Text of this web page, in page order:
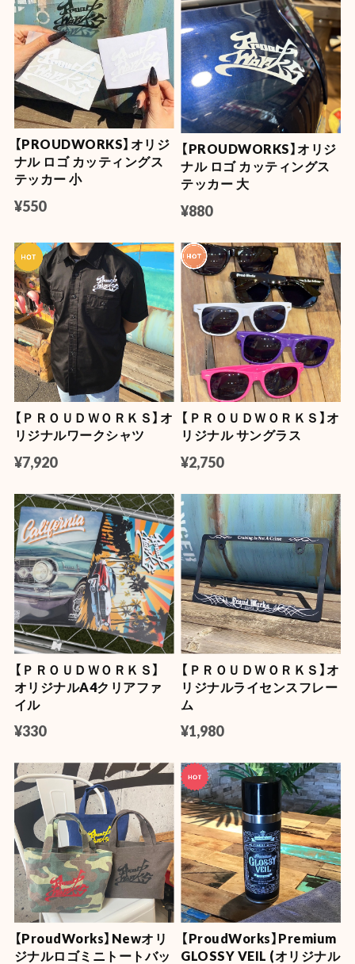
【PROUDWORKS】オリジ
ナル ロゴ カッティングス
テッカー 小
¥550
【PROUDWORKS】オリジ
ナル ロゴ カッティングス
テッカー 大
¥880
【ＰＲＯＵＤＷＯＲＫＳ】オ
リジナルワークシャツ
¥7,920
【ＰＲＯＵＤＷＯＲＫＳ】オ
リジナル サングラス
¥2,750
【ＰＲＯＵＤＷＯＲＫＳ】
オリジナルA4クリアファ
イル
¥330
【ＰＲＯＵＤＷＯＲＫＳ】オ
リジナルライセンスフレー
ム
¥1,980
【ProudWorks】Newオリ
ジナルロゴミニトートバッ
【ProudWorks】Premium
GLOSSY VEIL (オリジナル